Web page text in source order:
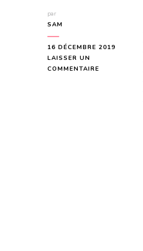
par
SAM
16 DÉCEMBRE 2019
LAISSER UN
COMMENTAIRE